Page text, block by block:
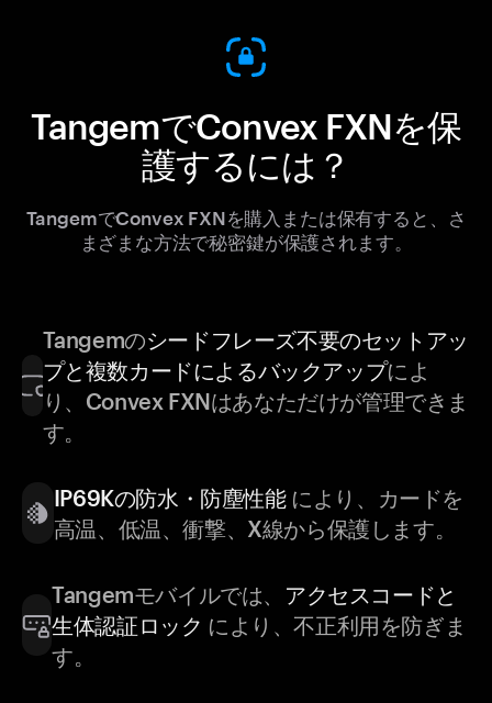
TangemでConvex FXNを保
護するには？
TangemでConvex FXNを購入または保有すると、さ
まざまな方法で秘密鍵が保護されます。
Tangemのシードフレーズ不要のセットアッ
プと複数カードによるバックアップによ
り、Convex FXNはあなただけが管理できま
す。
IP69Kの防水・防塵性能により、カードを
高温、低温、衝撃、X線から保護します。
Tangemモバイルでは、 アクセスコードと
生体認証ロック により、不正利用を防ぎま
す。